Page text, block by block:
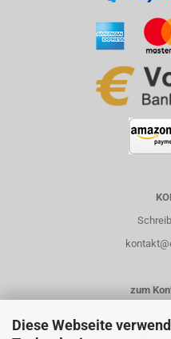
Diese Webseite
zum